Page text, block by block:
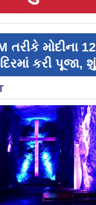
તરીકે મોદીના
કરી પૂજા,